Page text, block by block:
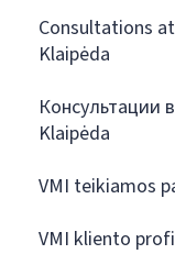
Consultations
Klaipėda
Консультации
Klaipėda
VMI teikiamos
VMI kliento